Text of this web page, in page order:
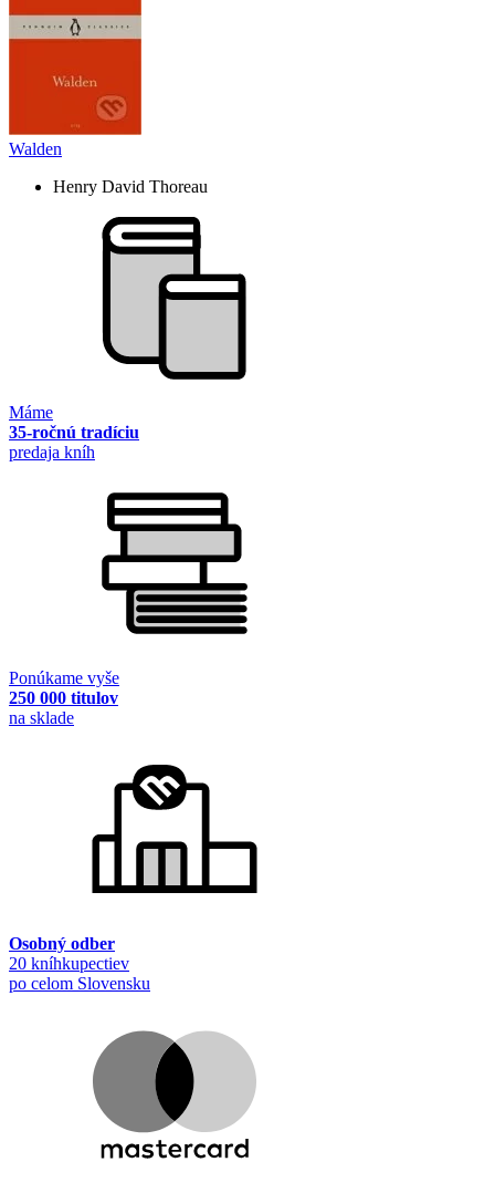
Walden
Henry David Thoreau
Máme
35-ročnú tradíciu
predaja kníh
Ponúkame vyše
250 000 titulov
na sklade
Osobný odber
20 kníhkupectiev
po celom Slovensku